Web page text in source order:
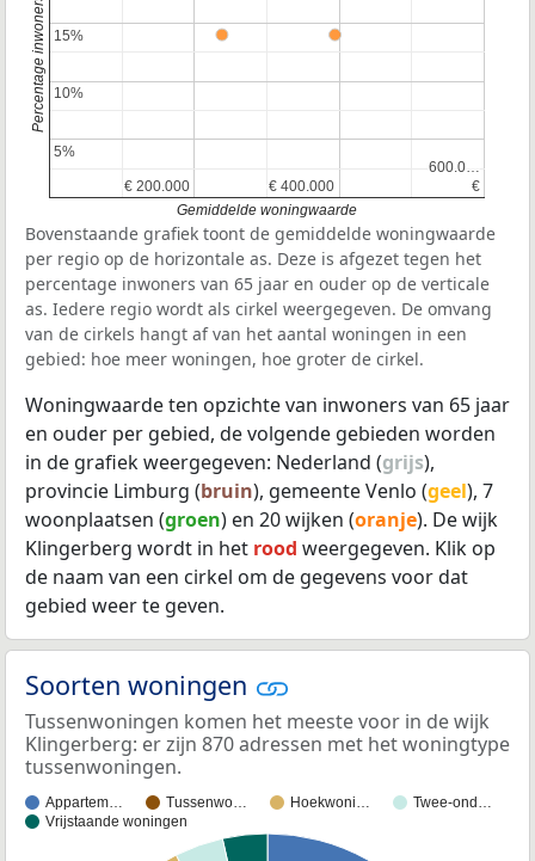
€ 200.000
€ 200.000 € 400.000
€ 400.000 €
€
600.0…
600.0…
5%
5%
10%
10%
15%
15%
Gemiddelde woningwaarde
Bovenstaande grafiek toont de gemiddelde woningwaarde
per regio op de horizontale as. Deze is afgezet tegen het
percentage inwoners van 65 jaar en ouder op de verticale
as. Iedere regio wordt als cirkel weergegeven. De omvang
van de cirkels hangt af van het aantal woningen in een
gebied: hoe meer woningen, hoe groter de cirkel.
Woningwaarde ten opzichte van inwoners van 65 jaar
en ouder per gebied, de volgende gebieden worden
in de grafiek weergegeven: Nederland (grijs),
provincie Limburg (bruin), gemeente Venlo (geel), 7
woonplaatsen (groen) en 20 wijken (oranje). De wijk
Klingerberg wordt in het rood weergegeven. Klik op
de naam van een cirkel om de gegevens voor dat
gebied weer te geven.
Soorten woningen
Tussenwoningen komen het meeste voor in de wijk
Klingerberg: er zijn 870 adressen met het woningtype
tussenwoningen.
Appartem… Tussenwo… Hoekwoni…
Twee-ond…
Vrijstaande woningen